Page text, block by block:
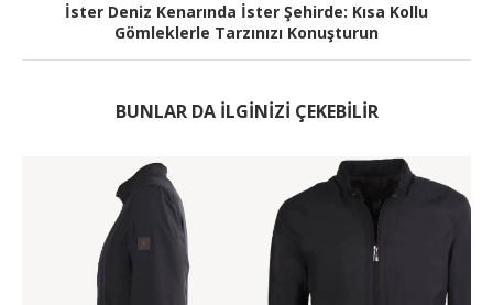
İster Deniz Kenarında İster Şehirde: Kısa Kollu
Gömleklerle Tarzınızı Konuşturun
BUNLAR DA ILGINIZI ÇEKEBILIR